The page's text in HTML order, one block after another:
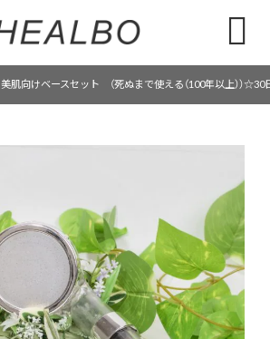

美肌向けベースセット （死ぬまで使える（100年以上））